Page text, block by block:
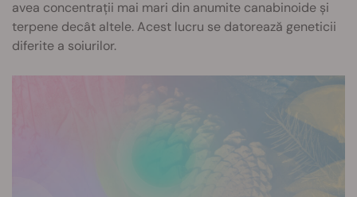
avea concentrații mai mari din anumite canabinoide și
terpene decât altele. Acest lucru se datorează geneticii
diferite a soiurilor.